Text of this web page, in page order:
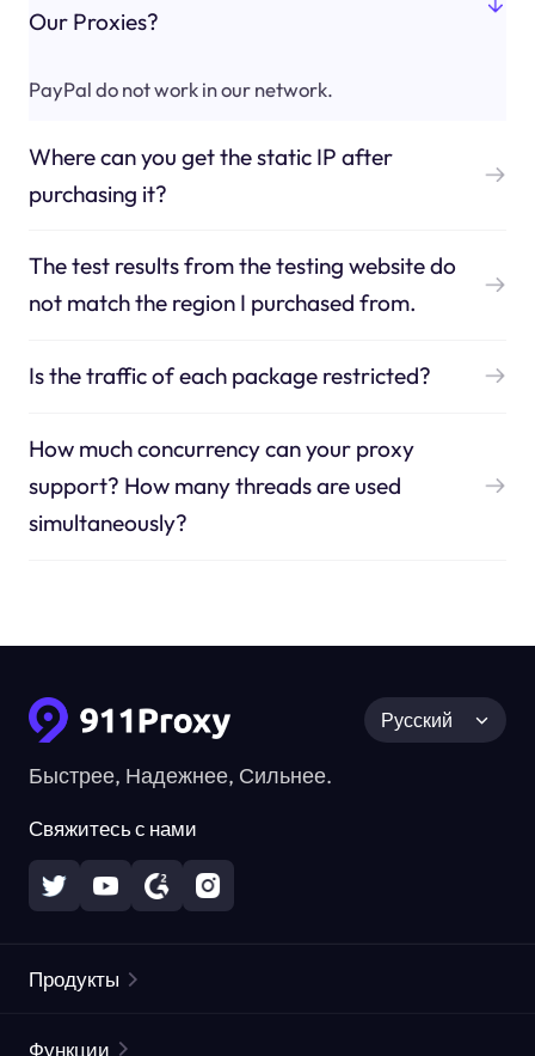
Our Proxies?
PayPal do not work in our network.
Where can you get the static IP after
purchasing it?
The test results from the testing website do
not match the region I purchased from.
Is the traffic of each package restricted?
How much concurrency can your proxy
support? How many threads are used
simultaneously?
Быстрее, Надежнее, Сильнее.
Свяжитесь с нами
Русский
Продукты
Функции